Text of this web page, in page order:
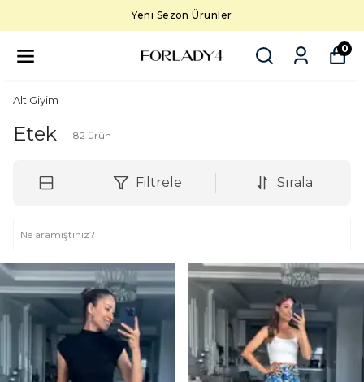
5000 TL üzeri ücretsiz kargo
0
Alt Giyim
Etek 82 ürün
Filtrele Sırala